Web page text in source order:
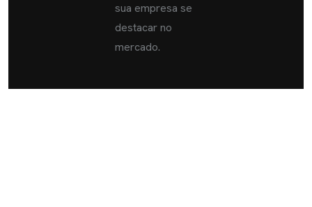
sua empresa se
destacar no
mercado.